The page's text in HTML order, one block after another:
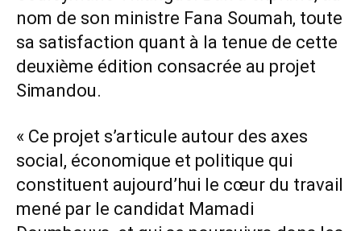
nom de son ministre Fana Soumah, toute
sa satisfaction quant à la tenue de cette
deuxième édition consacrée au projet
Simandou.
« Ce projet s’articule autour des axes
social, économique et politique qui
constituent aujourd’hui le cœur du travail
mené par le candidat Mamadi